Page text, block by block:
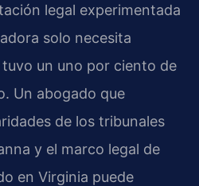
legal experimentada
solo necesita
un uno por ciento de
Un abogado que
de los tribunales
y el marco legal de
en Virginia puede